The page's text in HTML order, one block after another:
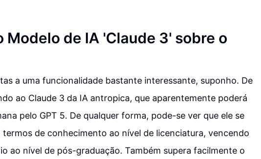
Modelo de IA 'Claude 3' sobre o
a uma funcionalidade bastante interessante, suponho. De
ao Claude 3 da IA antropica, que aparentemente poderá
pelo GPT 5. De qualquer forma, pode-se ver que ele se
termos de conhecimento ao nível de licenciatura, vencendo
ao nível de pós-graduação. Também supera facilmente o